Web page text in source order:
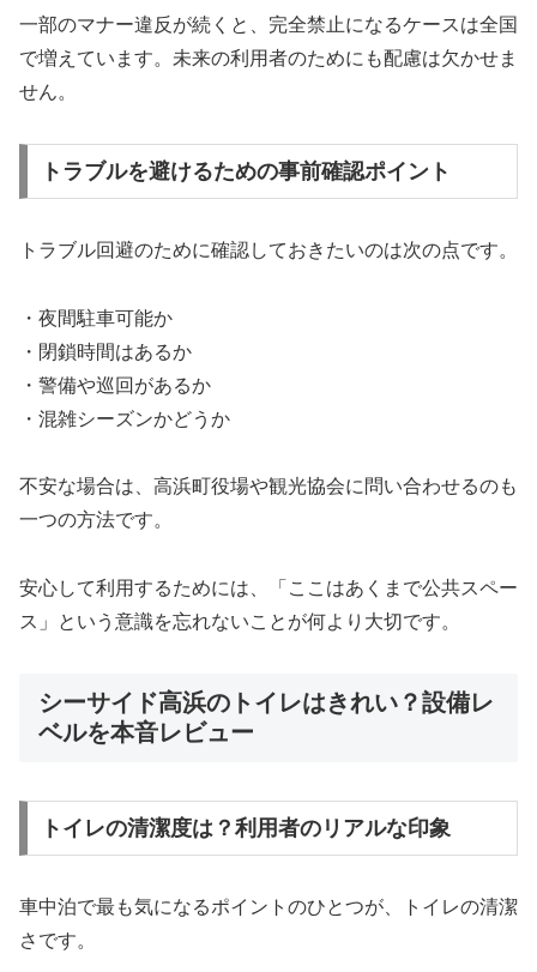
一部のマナー違反が続くと、完全禁止になるケースは全国
で増えています。未来の利用者のためにも配慮は欠かせま
せん。
トラブルを避けるための事前確認ポイント
トラブル回避のために確認しておきたいのは次の点です。
・夜間駐車可能か
・閉鎖時間はあるか
・警備や巡回があるか
・混雑シーズンかどうか
不安な場合は、高浜町役場や観光協会に問い合わせるのも
一つの方法です。
安心して利用するためには、「ここはあくまで公共スペー
ス」という意識を忘れないことが何より大切です。
シーサイド高浜のトイレはきれい？設備レ
ベルを本音レビュー
トイレの清潔度は？利用者のリアルな印象
車中泊で最も気になるポイントのひとつが、トイレの清潔
さです。